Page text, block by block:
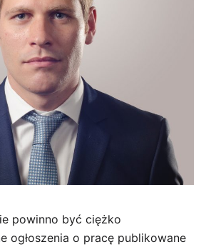
powinno być ciężko
ogłoszenia o pracę publikowane